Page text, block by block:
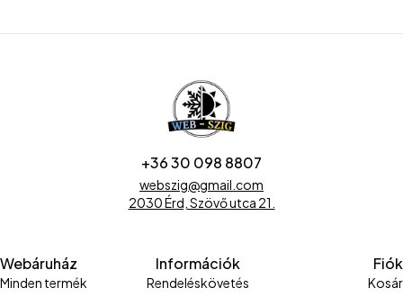
+36 30 098 8807
webszig@gmail.com
2030 Érd, Szövő utca 21.
Webáruház
Minden termék
Információk
Rendeléskövetés
Fiók
Kosár